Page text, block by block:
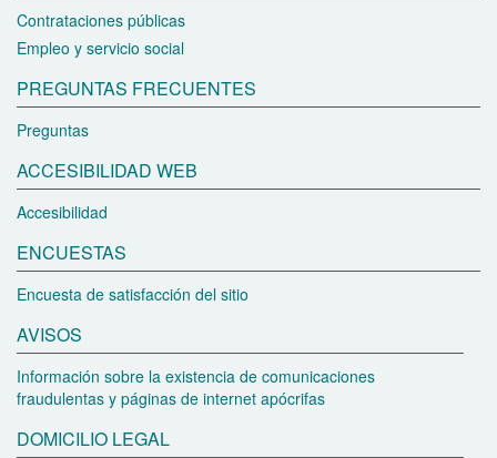
Contrataciones públicas
Empleo y servicio social
PREGUNTAS FRECUENTES
Preguntas
ACCESIBILIDAD WEB
Accesibilidad
ENCUESTAS
Encuesta de satisfacción del sitio
AVISOS
Información sobre la existencia de comunicaciones
fraudulentas y páginas de internet apócrifas
DOMICILIO LEGAL